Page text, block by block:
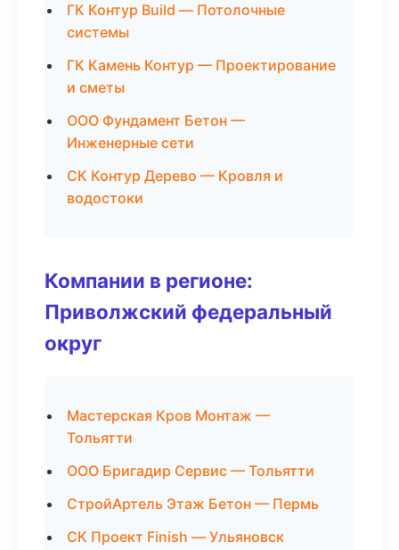
ГК Контур Build — Потолочные
системы
ГК Камень Контур — Проектирование
и сметы
ООО Фундамент Бетон —
Инженерные сети
СК Контур Дерево — Кровля и
водостоки
Компании в регионе:
Приволжский федеральный
округ
Мастерская Кров Монтаж —
Тольятти
ООО Бригадир Сервис — Тольятти
СтройАртель Этаж Бетон — Пермь
СК Проект Finish — Ульяновск